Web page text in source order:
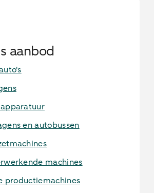
aanbod
en autobussen
machines
productiemachines